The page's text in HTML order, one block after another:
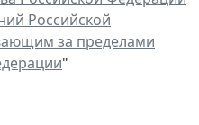
Российской
за пределами
"